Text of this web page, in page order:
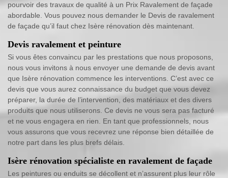
pourvoir des travaux de qualité à un Prix Ravalement de façade
abordable. Vous pouvez nous demander le Devis de ravalement
de façade qu’il faut chez Isère rénovation dès maintenant.
Devis ravalement et peinture
Si vous êtes convaincu par les prestations que nous proposons,
nous vous invitons à nous envoyer une demande de devis avant
que Isère rénovation commence les interventions. C’est avec ce
devis que vous aurez connaissance du budget que vous devez
préparer, la durée de l’intervention, des matériaux et des divers
produits que nous utiliserons. Ce devis ne vous sera pas facturé
et ne vous engagera en rien. En tant que professionnels, nous
vous assurons que vous recevrez une réponse bien détaillée de
notre part dans les plus brefs délais.
Isère rénovation spécialiste en ravalement de façade
Les peintures ou enduits se décollent et n’assurent plus leur rôle